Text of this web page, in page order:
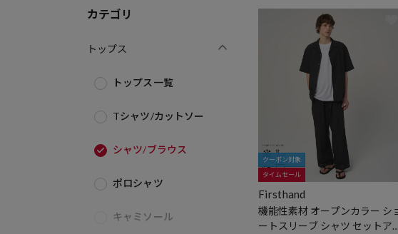
カテゴリ
トップス
トップス一覧
Tシャツ/カットソー
シャツ/ブラウス
ポロシャツ
キャミソール
クーポン対象
タイムセール
Firsthand
機能性素材 オープンカラー シ
ートスリーブ シャツ セットア